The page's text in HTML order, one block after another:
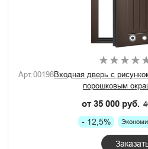
Арт.00198Входная дверь с
порошковым
от 35 000 руб.
- 12,5%